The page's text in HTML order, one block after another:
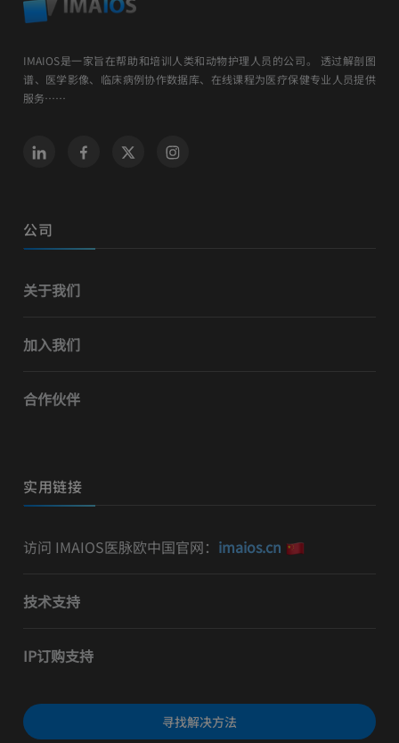
IMAIOS是一家旨在帮助和培训人类和动物护理人员的公司。 透过解剖图
谱、医学影像、临床病例协作数据库、在线课程为医疗保健专业人员提供
服务……
公司
关于我们
加入我们
合作伙伴
实用链接
访问 IMAIOS医脉欧中国官网： imaios.cn
技术支持
IP订购支持
寻找解决方法